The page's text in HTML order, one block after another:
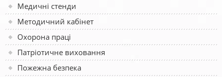
Медичні стенди
Методичний кабінет
Охорона праці
Патріотичне виховання
Пожежна безпека